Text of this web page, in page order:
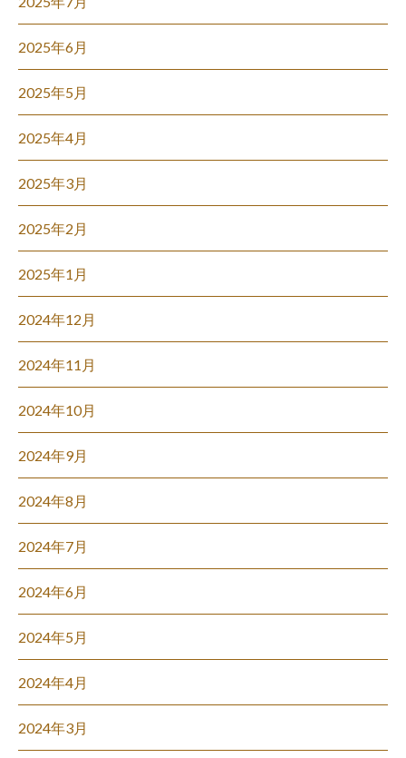
2025年6月
2025年5月
2025年4月
2025年3月
2025年2月
2025年1月
2024年12月
2024年11月
2024年10月
2024年9月
2024年8月
2024年7月
2024年6月
2024年5月
2024年4月
2024年3月